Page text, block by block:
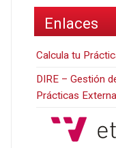
Enlaces
Calcula tu
DIRE – Gestión
Prácticas